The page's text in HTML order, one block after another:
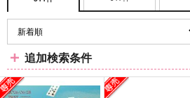
追加検索条件